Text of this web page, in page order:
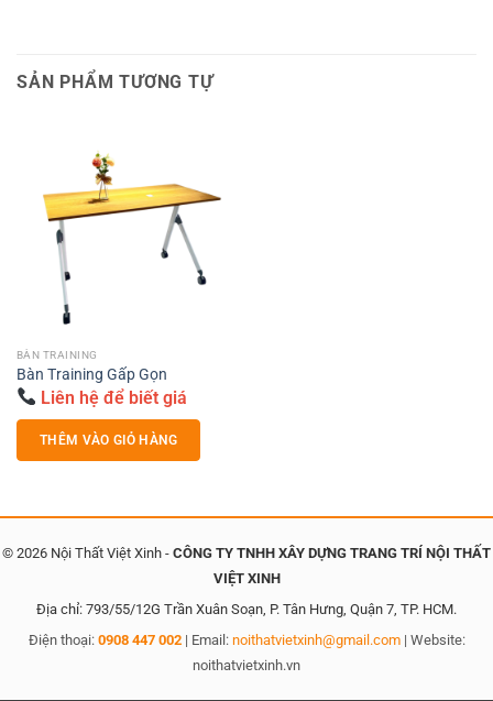
SẢN PHẨM TƯƠNG TỰ
BÀN TRAINING
Bàn Training Gấp Gọn
Liên hệ để biết giá
THÊM VÀO GIỎ HÀNG
© 2026 Nội Thất Việt Xinh - CÔNG TY TNHH XÂY DỰNG TRANG TRÍ NỘI THẤT
VIỆT XINH
Địa chỉ: 793/55/12G Trần Xuân Soạn, P. Tân Hưng, Quận 7, TP. HCM.
Điện thoại: 0908 447 002| Email: noithatvietxinh@gmail.com| Website:
noithatvietxinh.vn